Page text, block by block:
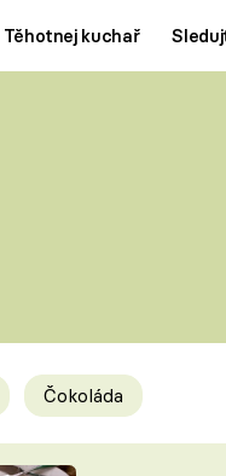
Těhotnej kuchař
Čokoláda